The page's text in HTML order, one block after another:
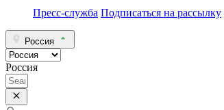
Пресс-служба Подписаться на рассылку
Россия
Россия